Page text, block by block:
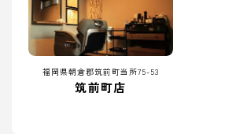
福岡県朝倉郡筑前町当所75-53
筑前町店